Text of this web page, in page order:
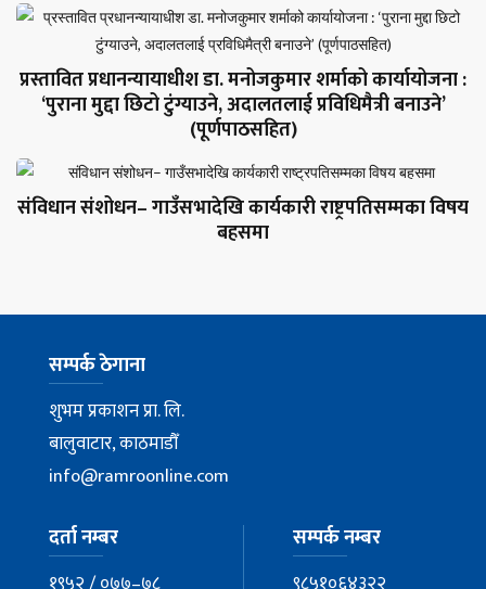
प्रस्तावित प्रधानन्यायाधीश डा. मनोजकुमार शर्माको कार्यायोजना :
‘पुराना मुद्दा छिटो टुंग्याउने, अदालतलाई प्रविधिमैत्री बनाउने’
(पूर्णपाठसहित)
संविधान संशोधन– गाउँसभादेखि कार्यकारी राष्ट्रपतिसम्मका विषय
बहसमा
सम्पर्क ठेगाना
शुभम प्रकाशन प्रा. लि.
बालुवाटार, काठमाडौँ
info@ramroonline.com
दर्ता नम्बर सम्पर्क नम्बर